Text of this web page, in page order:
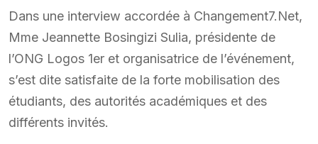
Dans une interview accordée à Changement7.Net,
Mme Jeannette Bosingizi Sulia, présidente de
l’ONG Logos 1er et organisatrice de l’événement,
s’est dite satisfaite de la forte mobilisation des
étudiants, des autorités académiques et des
différents invités.